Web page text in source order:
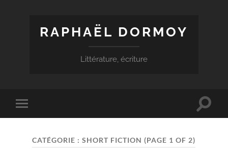
RAPHAËL DORMOY
Littérature, écriture
Toggle
mobile
Toggle
CATÉGORIE :SHORT FICTION (PAGE 1 OF 2)